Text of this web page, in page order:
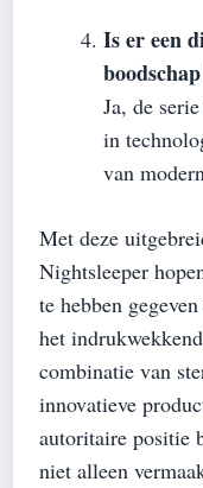
Is er een
Ja, de
in
van
Met deze
Nightsleeper
te hebben
het
combinatie van
innovatieve
autoritaire positie
niet alleen